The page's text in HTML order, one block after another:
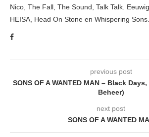
Nico, The Fall, The Sound, Talk Talk.
HEISA, Head On Stone en Whispering Sons.
previous post
SONS OF A WANTED MAN – Black
Beheer)
next post
SONS OF A WANTED